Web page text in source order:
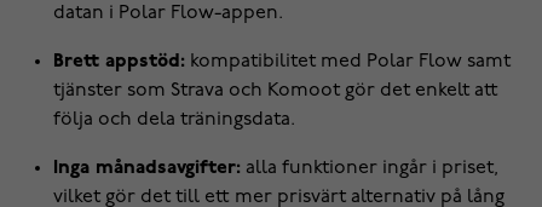
datan i Polar Flow-appen.
Brett appstöd: kompatibilitet med Polar Flow samt
tjänster som Strava och Komoot gör det enkelt att
följa och dela träningsdata.
Inga månadsavgifter: alla funktioner ingår i priset,
vilket gör det till ett mer prisvärt alternativ på lång